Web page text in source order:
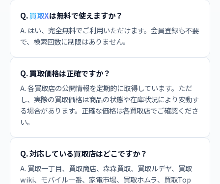
Q.買取Xは無料で使えますか？
A. はい、完全無料でご利用いただけます。会員登録も不要
で、検索回数に制限はありません。
Q. 買取価格は正確ですか？
A. 各買取店の公開情報を定期的に取得しています。ただ
し、実際の買取価格は商品の状態や在庫状況により変動す
る場合があります。正確な価格は各買取店でご確認くださ
い。
Q. 対応している買取店はどこですか？
A. 買取一丁目、買取商店、森森買取、買取ルデヤ、買取
wiki、モバイル一番、家電市場、買取ホムラ、買取Top